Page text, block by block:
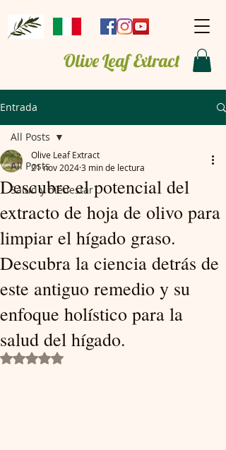
Olive Leaf Extract
Entrada
All Posts
Salud y bienestar
All Posts
Descubre el potencial del
extracto de hoja de olivo para
limpiar el hígado graso.
Descubra la ciencia detrás de
este antiguo remedio y su
enfoque holístico para la
salud del hígado.
Olive Leaf Extract
21 nov 20243 min de lectura
Obtuvo NaN de 5 estrellas.